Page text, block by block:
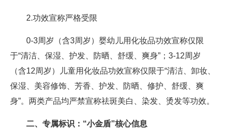
2.功效宣称严格受限
0-3周岁（含3周岁）婴幼儿用化妆品功效宣称仅限
于“清洁、保湿、护发、防晒、舒缓、爽身”；3-12周岁
（含12周岁）儿童用化妆品功效宣称仅限于“清洁、卸妆、
保湿、美容修饰、芳香、护发、防晒、修护、舒缓、爽
身”。两类产品均严禁宣称祛斑美白、染发、烫发等功效。
二、专属标识：“小金盾”核心信息